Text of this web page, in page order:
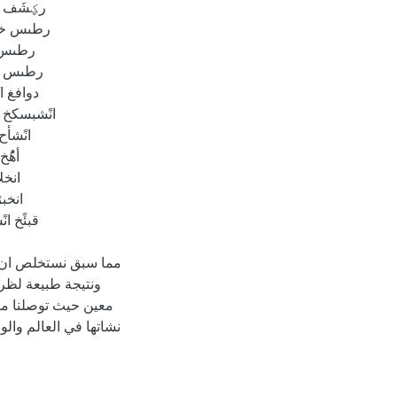
مما سبق نستخلص ان
ونتيجة طبيعة
معين حيث توصلنا
نشاتها في العالم